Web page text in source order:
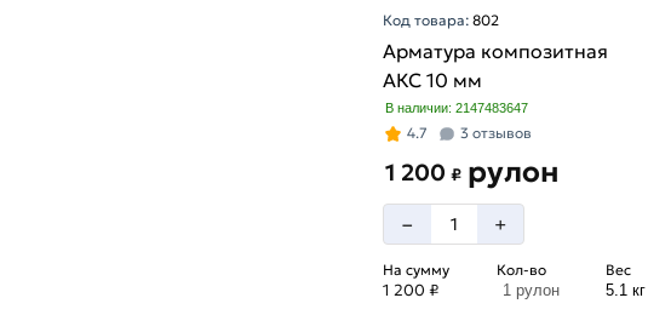
Код товара: 802
Арматура композитная
АКС 10 мм
В наличии: 2147483647
4.7 3 отзывов
1 200 ₽ рулон
– +
На сумму
1 200 ₽
Кол-во
1 рулон
Вес
5.1 кг